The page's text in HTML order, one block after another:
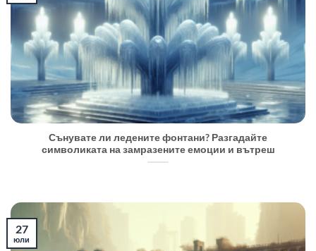
Сънувате ли ледените фонтани? Разгадайте
символиката на замразените емоции и вътреш
27
юли